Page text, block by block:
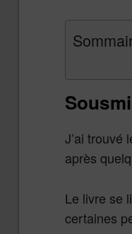
J’ai trouvé
après
Le livre se
certaines